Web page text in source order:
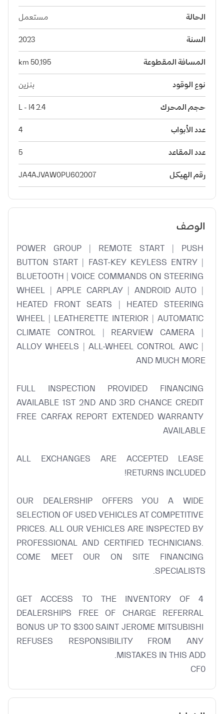
الحالة مستعمل
السنة 2023
المسافة المقطوعة 50,195 km
نوع الوقود بنزين
حجم المحرك 2.4 L - I4
عدد الأبواب 4
عدد المقاعد 5
رقم الهيكل JA4AJVAW0PU602007
الوصف
POWER GROUP | REMOTE START | PUSH
BUTTON START | FAST-KEY KEYLESS ENTRY |
BLUETOOTH | VOICE COMMANDS ON STEERING
WHEEL | APPLE CARPLAY | ANDROID AUTO |
HEATED FRONT SEATS | HEATED STEERING
WHEEL | LEATHERETTE INTERIOR | AUTOMATIC
CLIMATE CONTROL | REARVIEW CAMERA |
ALLOY WHEELS | ALL-WHEEL CONTROL AWC |
FULL INSPECTION PROVIDED FINANCING
AVAILABLE 1ST 2ND AND 3RD CHANCE CREDIT
FREE CARFAX REPORT EXTENDED WARRANTY
ALL EXCHANGES ARE ACCEPTED LEASE
OUR DEALERSHIP OFFERS YOU A WIDE
SELECTION OF USED VEHICLES AT COMPETITIVE
PRICES. ALL OUR VEHICLES ARE INSPECTED BY
PROFESSIONAL AND CERTIFIED TECHNICIANS.
COME MEET OUR ON SITE FINANCING
GET ACCESS TO THE INVENTORY OF 4
DEALERSHIPS FREE OF CHARGE REFERRAL
BONUS UP TO $300 SAINT JEROME MITSUBISHI
REFUSES RESPONSIBILITY FROM ANY
CF0